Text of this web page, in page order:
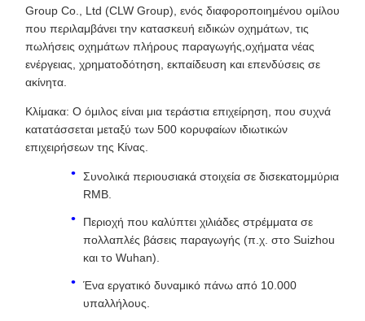
Group Co., Ltd (CLW Group), ενός διαφοροποιημένου ομίλου
που περιλαμβάνει την κατασκευή ειδικών οχημάτων, τις
πωλήσεις οχημάτων πλήρους παραγωγής,οχήματα νέας
ενέργειας, χρηματοδότηση, εκπαίδευση και επενδύσεις σε
ακίνητα.
Κλίμακα: Ο όμιλος είναι μια τεράστια επιχείρηση, που συχνά
κατατάσσεται μεταξύ των 500 κορυφαίων ιδιωτικών
επιχειρήσεων της Κίνας.
Συνολικά περιουσιακά στοιχεία σε δισεκατομμύρια
RMB.
Περιοχή που καλύπτει χιλιάδες στρέμματα σε
πολλαπλές βάσεις παραγωγής (π.χ. στο Suizhou
και το Wuhan).
Ένα εργατικό δυναμικό πάνω από 10.000
υπαλλήλους.